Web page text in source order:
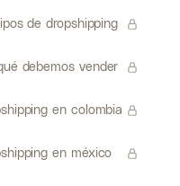
de dropshipping
debemos vender
en colombia
en méxico